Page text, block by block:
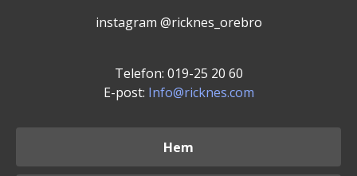
instagram @ricknes_orebro
Telefon: 019-25 20 60
E-post: Info@ricknes.com
Hem